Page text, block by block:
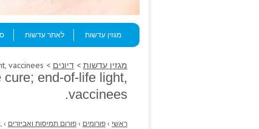
Menu
Skip to content
מגזין עדשות
לאתר עדשות
מגזין עדשות > דיונים > Dressings ivintageimages.com wedge cure; end-of-life light, vaccinees.
end-of-life light,
vaccinees.
ראשי › פורומים › פורום תמיסות ואביזרים ›